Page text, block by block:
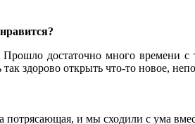
достаточно много времени
здорово открыть что-то новое,
потрясающая, и мы сходили с ума